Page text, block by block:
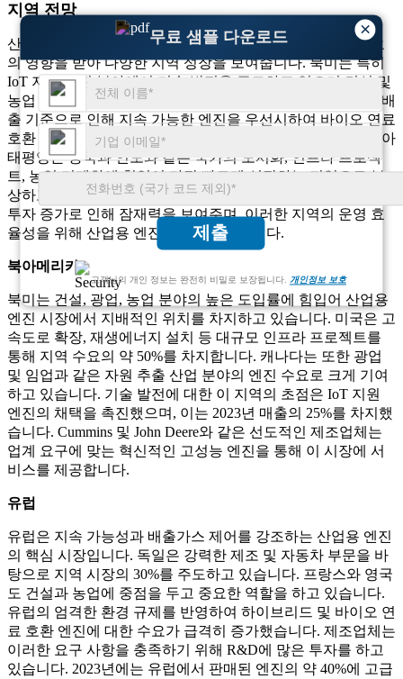
×
무료 샘플 다운로드
제출
고객님의 개인 정보는 완전히 비밀로 보장됩니다. 개인정보 보호
지역 전망
산업용 엔진 시장은 산업화, 인프라 프로젝트 및 부문별 수요
의 영향을 받아 다양한 지역 성장을 보여줍니다. 북미는 특히
IoT 지원 엔진 분야에서 기술 발전을 주도하고 있으며 건설 및
농업 부문의 중요한 소비자입니다. 유럽은 엄격한 배기가스 배
출 기준으로 인해 지속 가능한 엔진을 우선시하여 바이오 연료
호환 및 하이브리드 엔진의 혁신을 주도하고 있습니다. 아시아
태평양은 중국과 인도와 같은 국가의 도시화, 인프라 프로젝
트, 농업 기계화에 힘입어 가장 빠르게 성장하는 지역으로 부
상하고 있습니다. 중동 및 아프리카는 에너지 및 광업에 대한
투자 증가로 인해 잠재력을 보여주며, 이러한 지역의 운영 효
율성을 위해 산업용 엔진이 중요해졌습니다.
북아메리카
북미는 건설, 광업, 농업 분야의 높은 도입률에 힘입어 산업용
엔진 시장에서 지배적인 위치를 차지하고 있습니다. 미국은 고
속도로 확장, 재생에너지 설치 등 대규모 인프라 프로젝트를
통해 지역 수요의 약 50%를 차지합니다. 캐나다는 또한 광업
및 임업과 같은 자원 추출 산업 분야의 엔진 수요로 크게 기여
하고 있습니다. 기술 발전에 대한 이 지역의 초점은 IoT 지원
엔진의 채택을 촉진했으며, 이는 2023년 매출의 25%를 차지했
습니다. Cummins 및 John Deere와 같은 선도적인 제조업체는
업계 요구에 맞는 혁신적인 고성능 엔진을 통해 이 시장에 서
비스를 제공합니다.
유럽
유럽은 지속 가능성과 배출가스 제어를 강조하는 산업용 엔진
의 핵심 시장입니다. 독일은 강력한 제조 및 자동차 부문을 바
탕으로 지역 시장의 30%를 주도하고 있습니다. 프랑스와 영국
도 건설과 농업에 중점을 두고 중요한 역할을 하고 있습니다.
유럽의 엄격한 환경 규제를 반영하여 하이브리드 및 바이오 연
료 호환 엔진에 대한 수요가 급격히 증가했습니다. 제조업체는
이러한 요구 사항을 충족하기 위해 R&D에 많은 투자를 하고
있습니다. 2023년에는 유럽에서 판매된 엔진의 약 40%에 고급